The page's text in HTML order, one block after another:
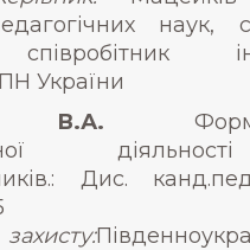
наук,
України
В.А.
Дис.